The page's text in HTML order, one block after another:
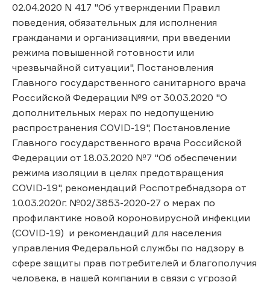
02.04.2020 N 417 "Об утверждении Правил
поведения, обязательных для исполнения
гражданами и организациями, при введении
режима повышенной готовности или
чрезвычайной ситуации", Постановления
Главного государственного санитарного врача
Российской Федерации №9 от 30.03.2020 "О
дополнительных мерах по недопущению
распространения COVID-19", Постановление
Главного государственного врача Российской
Федерации от 18.03.2020 №7 "Об обеспечении
режима изоляции в целях предотвращения
COVID-19", рекомендаций Роспотребнадзора от
10.03.2020г. №02/3853-2020-27 о мерах по
профилактике новой короновирусной инфекции
(COVID-19) и рекомендаций для населения
управления Федеральной службы по надзору в
сфере защиты прав потребителей и благополучия
человека, в нашей компании в связи с угрозой